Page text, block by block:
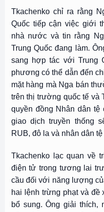
Tkachenko chỉ ra rằng
Quốc tiếp cận việc giới
nhà nước và tin rằng
Trung Quốc đang làm.
sang hợp tác với Trung
phương có thể dẫn đến
mặt hàng mà Nga bán
trên thị trường quốc tế và
quyền đồng Nhân dân
giao dịch truyền thống
RUB, đô la và nhân dân
Tkachenko lạc quan về
điện tử trong tương lai
cầu đối với năng lượng
hai lệnh trừng phạt và đề
bổ sung. Ông giải thích,